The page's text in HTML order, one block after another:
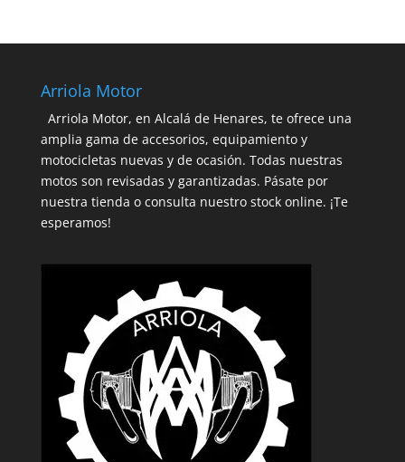
Arriola Motor
Arriola Motor, en Alcalá de Henares, te ofrece una
amplia gama de accesorios, equipamiento y
motocicletas nuevas y de ocasión. Todas nuestras
motos son revisadas y garantizadas. Pásate por
nuestra tienda o consulta nuestro stock online. ¡Te
esperamos!